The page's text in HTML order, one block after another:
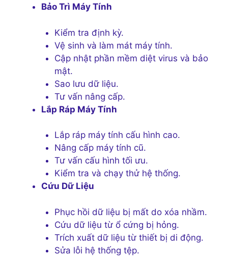
Bảo Trì Máy Tính
Kiểm tra định kỳ.
Vệ sinh và làm mát máy tính.
Cập nhật phần mềm diệt virus và bảo
mật.
Sao lưu dữ liệu.
Tư vấn nâng cấp.
Lắp Ráp Máy Tính
Lắp ráp máy tính cấu hình cao.
Nâng cấp máy tính cũ.
Tư vấn cấu hình tối ưu.
Kiểm tra và chạy thử hệ thống.
Cứu Dữ Liệu
Phục hồi dữ liệu bị mất do xóa nhầm.
Cứu dữ liệu từ ổ cứng bị hỏng.
Trích xuất dữ liệu từ thiết bị di động.
Sửa lỗi hệ thống tệp.